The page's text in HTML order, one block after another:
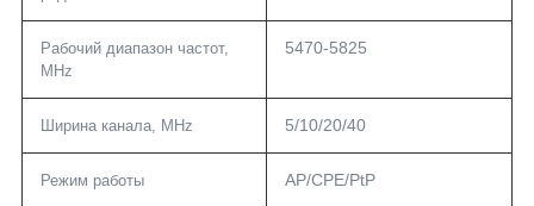
Рабочий диапазон частот,
MHz
5470-5825
Ширина канала, MHz 5/10/20/40
Режим работы AP/CPE/PtP